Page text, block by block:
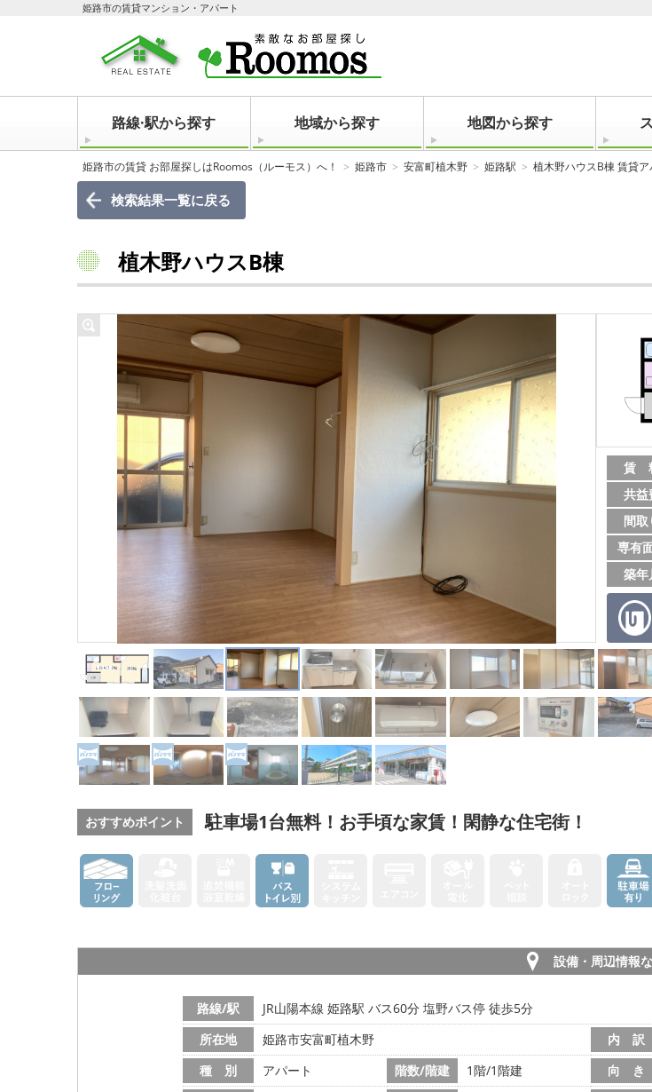
姫路市の賃貸マンション・アパート
路線·駅から探す 地域から探す 地図から探す
姫路市の賃貸 お部屋探しはRoomos（ルーモス）へ！ 姫路市 安富町植木野 姫路駅 植木野ハウスB棟 賃貸ア
検索結果一覧に戻る
植木野ハウスB棟
賃
共益
間取
専有
築年
おすすめポイント 駐車場1台無料！お手頃な家賃！閑静な住宅街！
設備・周辺情報
路線/駅
JR山陽本線 姫路駅 バス60分 塩野バス停 徒歩5分
所在地
姫路市安富町植木野 内 訳
種 別
アパート 階数/階建 1階/1階建 向 き